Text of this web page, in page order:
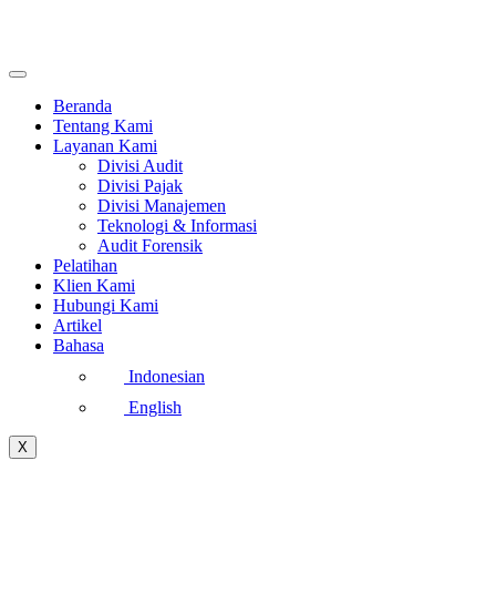
Beranda
Tentang Kami
Layanan Kami
Divisi Audit
Divisi Pajak
Divisi Manajemen
Teknologi & Informasi
Audit Forensik
Pelatihan
Klien Kami
Hubungi Kami
Artikel
Bahasa
Indonesian
English
X